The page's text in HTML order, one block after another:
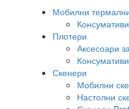
Мобилни
Плотери
Аксесоари
Скенери
Мобилни
Настолни